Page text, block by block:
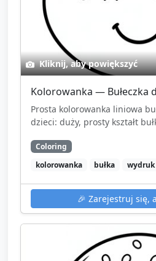
Kliknij, aby powiększyć
Kolorowanka — Bułeczka
Prosta kolorowanka liniowa
dzieci: duży, prosty kształt
Coloring
kolorowanka
bułka wydruk
🎉 Zarejestruj się,